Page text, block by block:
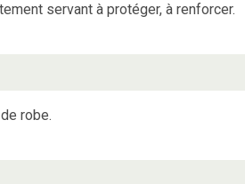
servant à protéger, à renforcer.
robe.